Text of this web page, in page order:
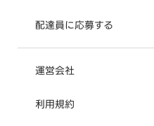
配達員に応募する
運営会社
利用規約